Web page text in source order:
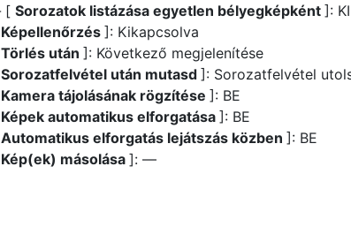
[ Sorozatok listázása egyetlen bélyegképként ]: KI
Képellenőrzés ]: Kikapcsolva
Törlés után ]: Következő megjelenítése
Sorozatfelvétel után mutasd ]: Sorozatfelvétel
Kamera tájolásának rögzítése ]: BE
Képek automatikus elforgatása ]: BE
Automatikus elforgatás lejátszás közben ]: BE
Kép(ek) másolása ]: —